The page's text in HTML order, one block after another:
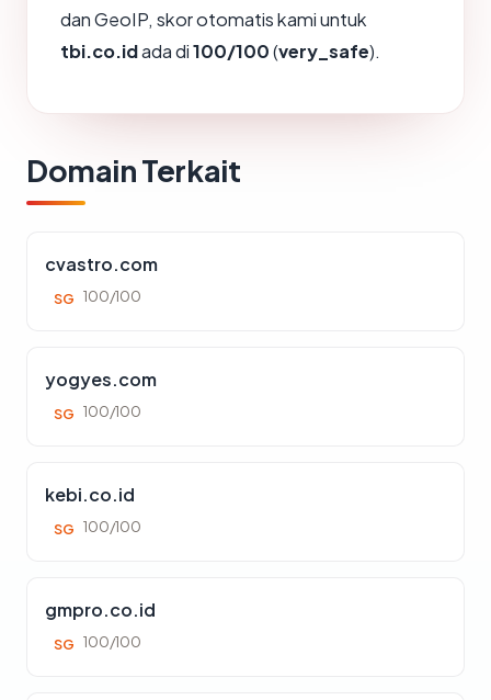
dan GeoIP, skor otomatis kami untuk
tbi.co.idada di100/100(very_safe).
Domain Terkait
cvastro.com
SG 100/100
yogyes.com
SG 100/100
kebi.co.id
SG 100/100
gmpro.co.id
SG 100/100